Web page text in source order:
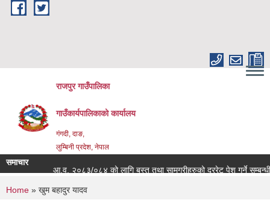
Skip to main content
राजपुर गाउँपालिका
गाउँकार्यपालिकाको कार्यालय
गंगदी, दाङ,
लुम्बिनी प्रदेश, नेपाल
समाचार
आ.व. २०८३/०८४ को लागि बस्तु तथा सामग्रीहरुको दररेट पेश गर्ने
You are here
Home » खुम बहादुर यादव